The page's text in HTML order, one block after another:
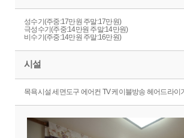
성수기(주중:17만원 주말:17만원)
극성수기(주중:14만원 주말:14만원)
비수기(주중:14만원 주말:16만원)
시설
목욕시설 세면도구 에어컨 TV 케이블방송 헤어드라이